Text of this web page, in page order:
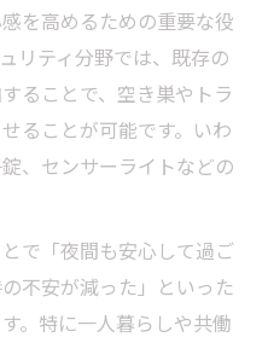
を高めるための重要な役
リティ分野では、既存の
ることで、空き巣やトラ
ることが可能です。いわ
、センサーライトなどの
で「夜間も安心して過ご
不安が減った」といった
。特に一人暮らしや共働